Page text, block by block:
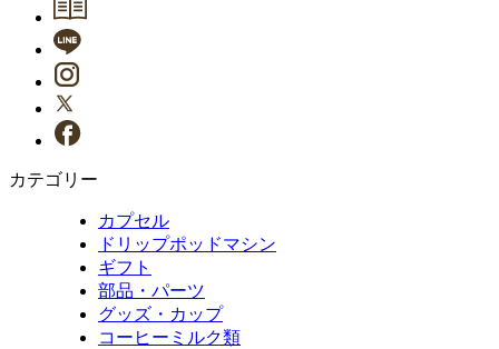
カテゴリー
カプセル
ドリップポッドマシン
ギフト
部品・パーツ
グッズ・カップ
コーヒーミルク類